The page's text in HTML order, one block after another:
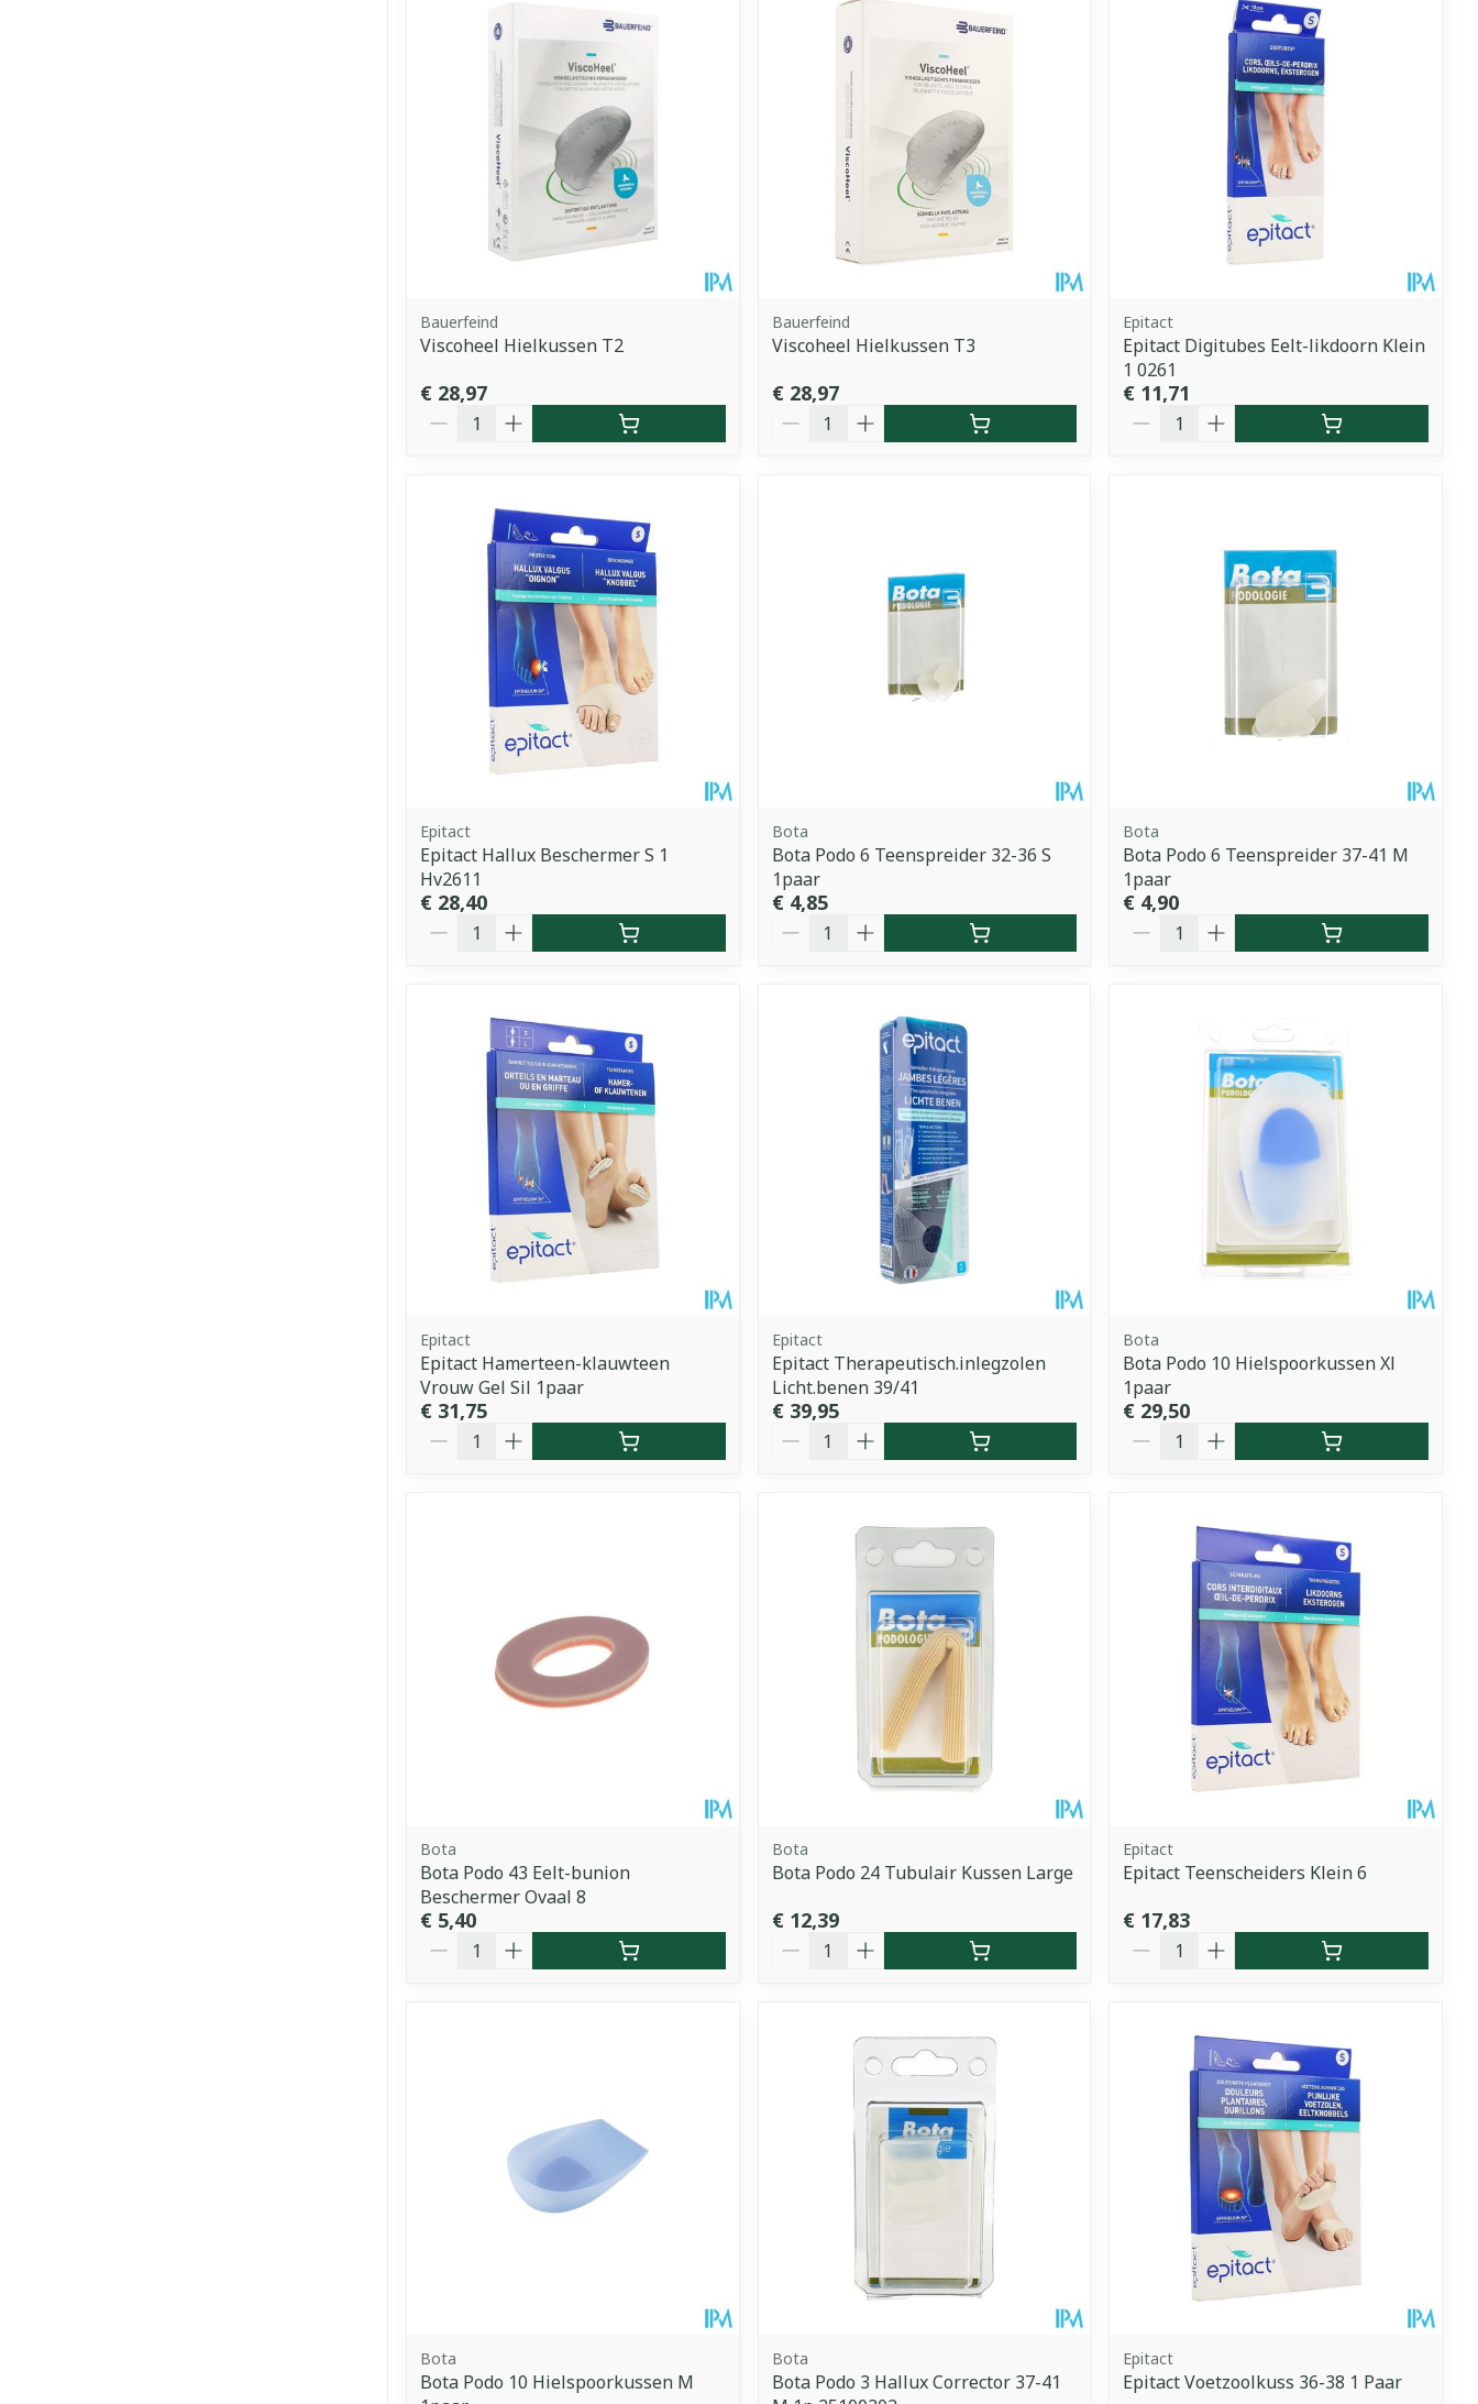
Bauerfeind
Viscoheel Hielkussen T2
€ 28,97
Aantal
Bauerfeind
Viscoheel Hielkussen T3
€ 28,97
Aantal
Epitact
Epitact Digitubes Eelt-likdoorn Klein
1 0261
€ 11,71
Aantal
Epitact
Epitact Hallux Beschermer S 1
Hv2611
€ 28,40
Aantal
Bota
Bota Podo 6 Teenspreider 32-36 S
1paar
€ 4,85
Aantal
Bota
Bota Podo 6 Teenspreider 37-41 M
1paar
€ 4,90
Aantal
Epitact
Epitact Hamerteen-klauwteen
Vrouw Gel Sil 1paar
€ 31,75
Aantal
Epitact
Epitact Therapeutisch.inlegzolen
Licht.benen 39/41
€ 39,95
Aantal
Bota
Bota Podo 10 Hielspoorkussen Xl
1paar
€ 29,50
Aantal
Bota
Bota Podo 43 Eelt-bunion
Beschermer Ovaal 8
€ 5,40
Aantal
Bota
Bota Podo 24 Tubulair Kussen Large
€ 12,39
Aantal
Epitact
Epitact Teenscheiders Klein 6
€ 17,83
Aantal
Bota
Bota Podo 10 Hielspoorkussen M
Bota
Bota Podo 3 Hallux Corrector 37-41
Epitact
Epitact Voetzoolkuss 36-38 1 Paar